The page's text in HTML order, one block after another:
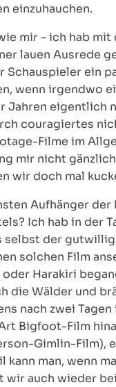
einzuhauchen.
mir – ich hab
lauen Ausrede
ein
wenn irgendwo
eigentlich
couragiertes
Filme im
mir nicht
wir doch mal
Aufhänger
Ich hab in der
selbst der
solchen Film
Harakiri
die Wälder und
nach zwei
Bigfoot-Film
Gimlin-Film),
man, wenn
auch wieder